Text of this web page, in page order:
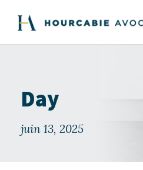
Day
juin 13, 2025